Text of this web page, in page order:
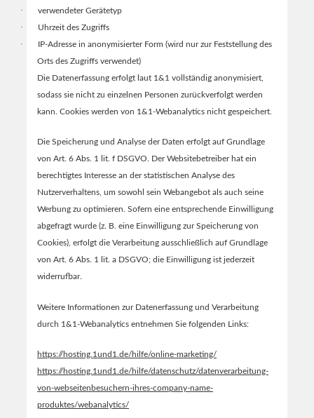
· verwendeter Gerätetyp
· Uhrzeit des Zugriffs
·
IP-Adresse in anonymisierter Form (wird nur zur Feststellung des
Orts des Zugriffs verwendet)
Die Datenerfassung erfolgt laut 1&1 vollständig anonymisiert,
sodass sie nicht zu einzelnen Personen zurückverfolgt werden
kann. Cookies werden von 1&1-Webanalytics nicht gespeichert.
Die Speicherung und Analyse der Daten erfolgt auf Grundlage
von Art. 6 Abs. 1 lit. f DSGVO. Der Websitebetreiber hat ein
berechtigtes Interesse an der statistischen Analyse des
Nutzerverhaltens, um sowohl sein Webangebot als auch seine
Werbung zu optimieren. Sofern eine entsprechende Einwilligung
abgefragt wurde (z. B. eine Einwilligung zur Speicherung von
Cookies), erfolgt die Verarbeitung ausschließlich auf Grundlage
von Art. 6 Abs. 1 lit. a DSGVO; die Einwilligung ist jederzeit
widerrufbar.
Weitere Informationen zur Datenerfassung und Verarbeitung
durch 1&1-Webanalytics entnehmen Sie folgenden Links:
https://hosting.1und1.de/hilfe/online-marketing/
https://hosting.1und1.de/hilfe/datenschutz/datenverarbeitung-
von-webseitenbesuchern-ihres-company-name-
produktes/webanalytics/